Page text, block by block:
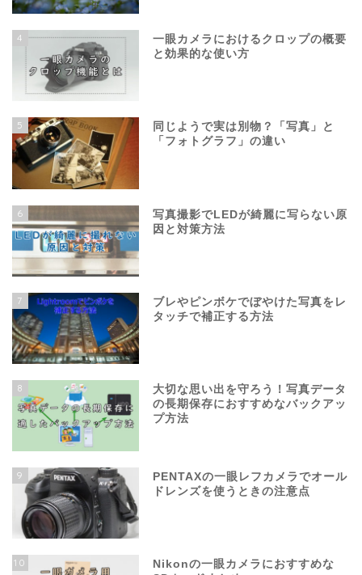
4
一眼カメラにおけるクロップの概要
と効果的な使い方
5
同じようで実は別物？「写真」と
「フォトグラフ」の違い
6
写真撮影でLEDが綺麗に写らない原
因と対策方法
7
ブレやピンボケでぼやけた写真をレ
タッチで補正する方法
8
大切な思い出を守ろう！写真データ
の長期保存におすすめなバックアッ
プ方法
9
PENTAXの一眼レフカメラでオール
ドレンズを使うときの注意点
10
Nikonの一眼カメラにおすすめな